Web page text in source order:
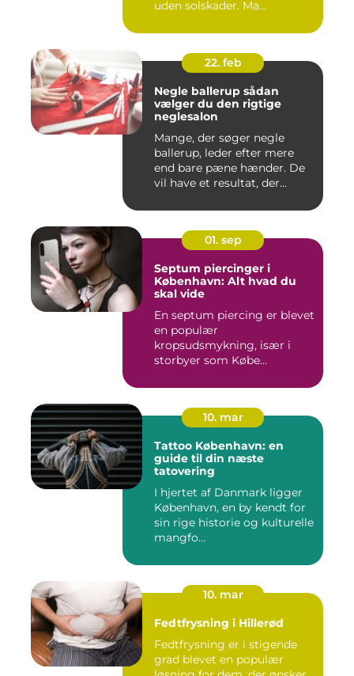
uden solskader. Ma...
22. feb
Negle ballerup sådan
vælger du den rigtige
neglesalon
Mange, der søger negle
ballerup, leder efter mere
end bare pæne hænder. De
vil have et resultat, der...
01. sep
Septum piercinger i
København: Alt hvad du
skal vide
En septum piercing er blevet
en populær
kropsudsmykning, især i
storbyer som Købe...
10. mar
Tattoo København: en
guide til din næste
tatovering
I hjertet af Danmark ligger
København, en by kendt for
sin rige historie og kulturelle
mangfo...
10. mar
Fedtfrysning i Hillerød
Fedtfrysning er i stigende
grad blevet en populær